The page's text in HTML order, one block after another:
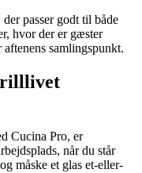
passer godt til både
hvor der er gæster
samlingspunkt.
Cucina Pro, er
når du står
måske et glas et-eller-